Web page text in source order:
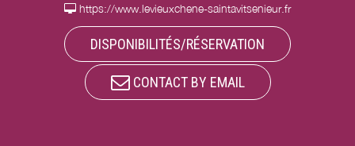
https://www.levieuxchene-saintavitsenieur.fr
DISPONIBILITÉS/RÉSERVATION
CONTACT BY EMAIL